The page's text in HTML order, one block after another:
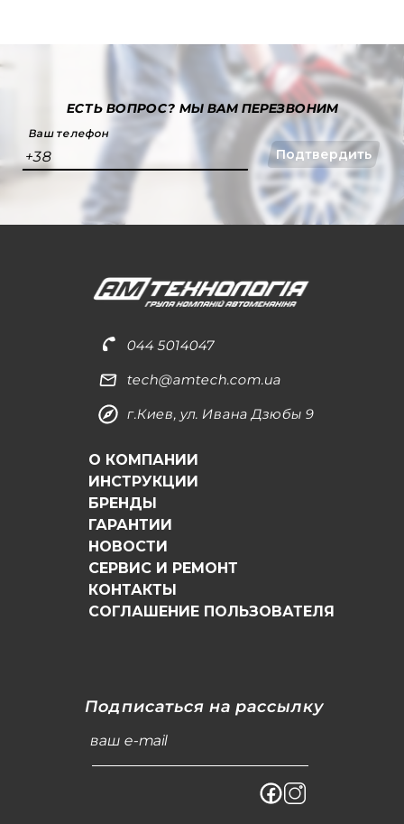
ЕСТЬ ВОПРОС?МЫ ВАМ ПЕРЕЗВОНИМ
Ваш телефон
+38 Подтвердить
044 5014047
tech@amtech.com.ua
г.Киев, ул. Ивана Дзюбы 9
О КОМПАНИИ
ИНСТРУКЦИИ
БРЕНДЫ
ГАРАНТИИ
НОВОСТИ
СЕРВИС И РЕМОНТ
КОНТАКТЫ
СОГЛАШЕНИЕ ПОЛЬЗОВАТЕЛЯ
Подписаться на рассылку
ваш e-mail